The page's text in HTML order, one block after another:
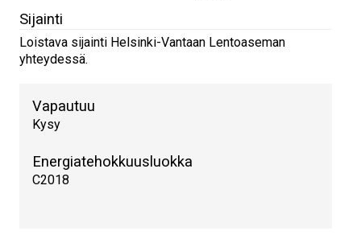
Sijainti
Loistava sijainti Helsinki-Vantaan Lentoaseman
yhteydessä.
Vapautuu
Kysy
Energiatehokkuusluokka
C2018